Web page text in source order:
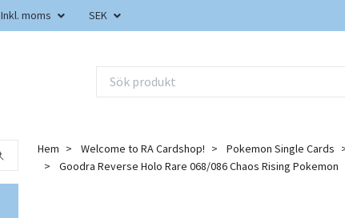
Inkl. moms SEK
Hem Welcome to RA Cardshop! Pokemon Single Cards
Goodra Reverse Holo Rare 068/086 Chaos Rising Pokemon